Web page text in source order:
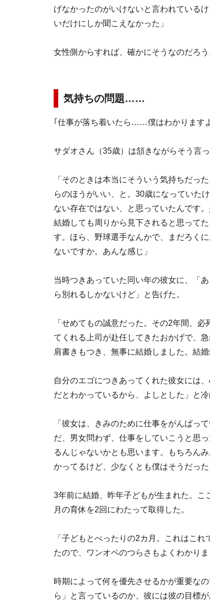
げなかったのがいけないと言われている
いだけにしか聞こえなかった」
女性側からすれば、確かにそうなのだろう
気持ちの問題……
｢仕事が落ち着いたら……僕はわかります
サダオさん（35歳）は頷きながらそう言
「そのときは本当にそういう気持ちだっ
らのほうがいい、と。30歳になっていた
ない存在ではない、と思っていたんです
結婚しても周りから見下されると思って
す。ほら、野球選手なんかで、まだろく
ないですか。あんな感じ」
当時つきあっていた同い年の彼女に、「
ら別れるしかないけど」と告げた。
「せめてもの誠意だった。その2年間、
てくれる上司が赴任してきたおかげで、
肩書きもつき、無事に結婚しました。結
自分のエゴにつきあってくれた彼女には
だとわかっているから、よしとした」と冷
「彼女は、きみのために仕事をがんばっ
だ、男女問わず、仕事をしていこうと思
るんじゃないかとも思います。もちろん
かってるけど、少なくとも僕はそうだった
3年前に結婚、昨年子どもが生まれた。こ
月の育休を2回にわたって取得した。
「子どもとべったりの2カ月。これはこ
たので、ワンオペのつらさもよくわかりま
時期によって何を優先させるかが重要な
ら」と言っているのか、彼には彼の目標